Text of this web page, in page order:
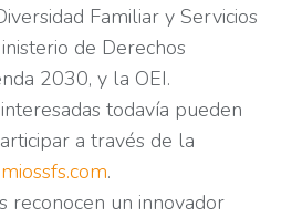
Familiar y Servicios
de Derechos
2030, y la OEI.
todavía pueden
a través de la
.
reconocen un innovador